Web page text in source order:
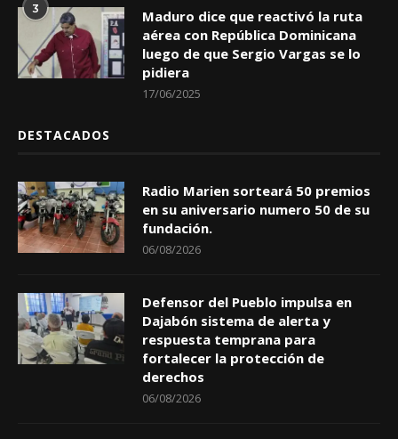
3
Maduro dice que reactivó la ruta
aérea con República Dominicana
luego de que Sergio Vargas se lo
pidiera
17/06/2025
DESTACADOS
Radio Marien sorteará 50 premios
en su aniversario numero 50 de su
fundación.
06/08/2026
Defensor del Pueblo impulsa en
Dajabón sistema de alerta y
respuesta temprana para
fortalecer la protección de
derechos
06/08/2026